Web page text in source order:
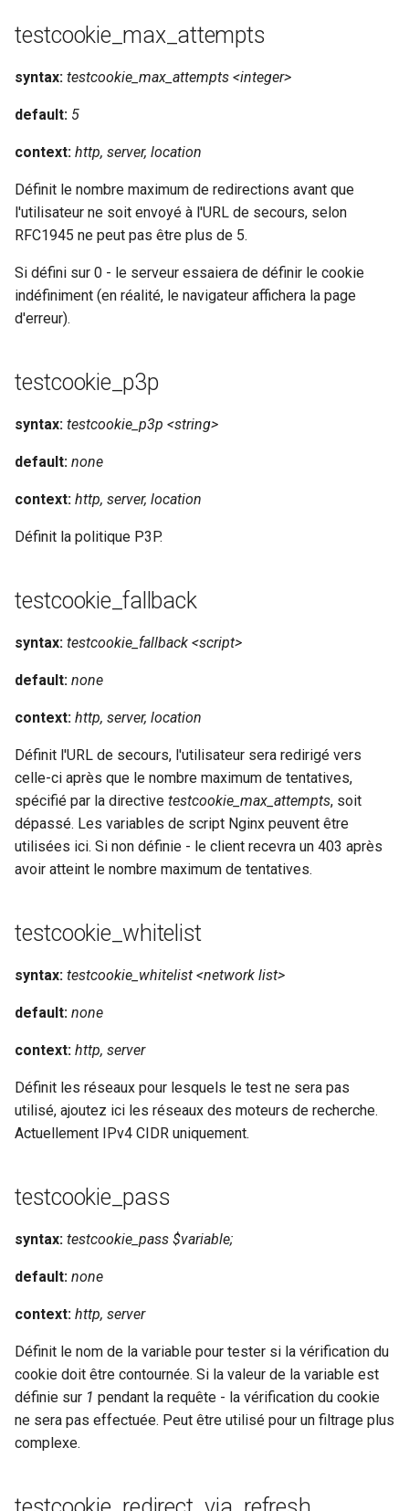
rsa
scrypt
session
signal
snappy
socket
stats
tarantool
template
timer
tsort
txid
upload
upstream-healthcheck
upstream
uuid
validation
waf
weauth
websocket-proxy
woothee
worker-events
testcookie_max_attempts
syntax: testcookie_max_attempts <integer>
default: 5
context: http, server, location
Définit le nombre maximum de redirections avant que
l'utilisateur ne soit envoyé à l'URL de secours, selon
RFC1945 ne peut pas être plus de 5.
Si défini sur 0 - le serveur essaiera de définir le cookie
indéfiniment (en réalité, le navigateur affichera la page
d'erreur).
testcookie_p3p
syntax: testcookie_p3p <string>
default: none
context: http, server, location
Définit la politique P3P.
testcookie_fallback
syntax: testcookie_fallback <script>
default: none
context: http, server, location
Définit l'URL de secours, l'utilisateur sera redirigé vers
celle-ci après que le nombre maximum de tentatives,
spécifié par la directive testcookie_max_attempts, soit
dépassé. Les variables de script Nginx peuvent être
utilisées ici. Si non définie - le client recevra un 403 après
avoir atteint le nombre maximum de tentatives.
testcookie_whitelist
syntax: testcookie_whitelist <network list>
default: none
context: http, server
Définit les réseaux pour lesquels le test ne sera pas
utilisé, ajoutez ici les réseaux des moteurs de recherche.
Actuellement IPv4 CIDR uniquement.
testcookie_pass
syntax: testcookie_pass $variable;
default: none
context: http, server
Définit le nom de la variable pour tester si la vérification du
cookie doit être contournée. Si la valeur de la variable est
définie sur 1 pendant la requête - la vérification du cookie
ne sera pas effectuée. Peut être utilisé pour un filtrage plus
complexe.